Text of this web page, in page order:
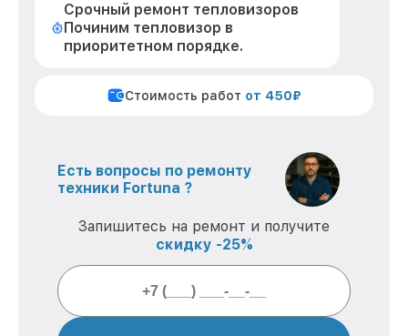
Срочный ремонт тепловизоров
Починим тепловизор в
приоритетном порядке.
Стоимость работ от 450₽
Есть вопросы по ремонту
техники Fortuna ?
Запишитесь на ремонт и получите
скидку -25%